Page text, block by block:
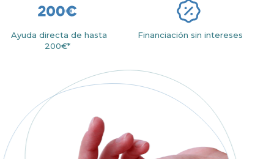
Ayuda directa de hasta
200€*
Financiación sin intereses